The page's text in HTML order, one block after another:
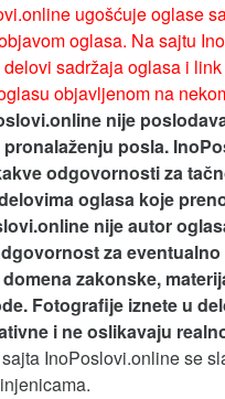
ugošćuje oglase
oglasa. Na sajtu
sadržaja oglasa i
objavljenom na
nije
posla.
odgovornosti za
oglasa koje
nije autor
za eventualno
zakonske,
Fotografije iznete u
i ne oslikavaju
InoPoslovi.online se